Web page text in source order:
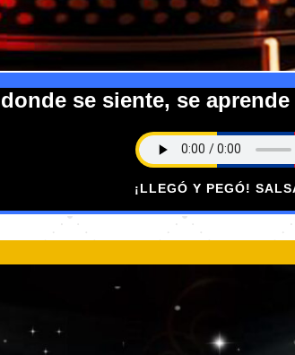
se siente, se
¡LLEGÓ Y PEGÓ!